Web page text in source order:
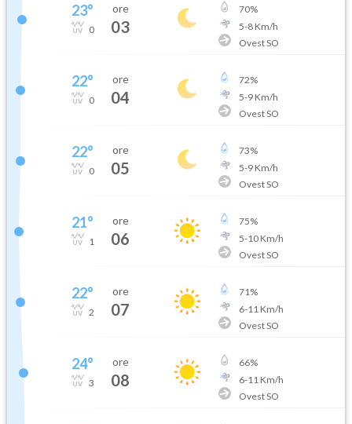
23°
0
ore
03
70%
5-8Km/h
Ovest SO
22°
0
ore
04
72%
5-9Km/h
Ovest SO
22°
0
ore
05
73%
5-9Km/h
Ovest SO
21°
1
ore
06
75%
5-10Km/h
Ovest SO
22°
2
ore
07
71%
6-11 Km/h
Ovest SO
24°
3
ore
08
66%
6-11 Km/h
Ovest SO